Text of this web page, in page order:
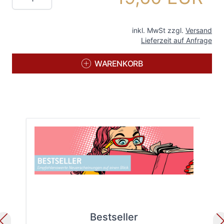
inkl. MwSt zzgl. Versand
Lieferzeit auf Anfrage
WARENKORB
Bestseller